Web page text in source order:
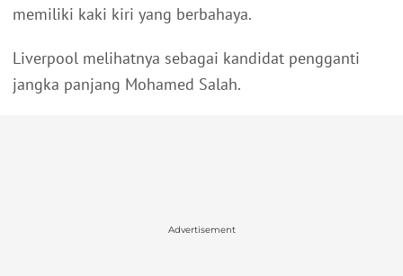
memiliki kaki kiri yang berbahaya.
Liverpool melihatnya sebagai kandidat pengganti
jangka panjang Mohamed Salah.
Advertisement